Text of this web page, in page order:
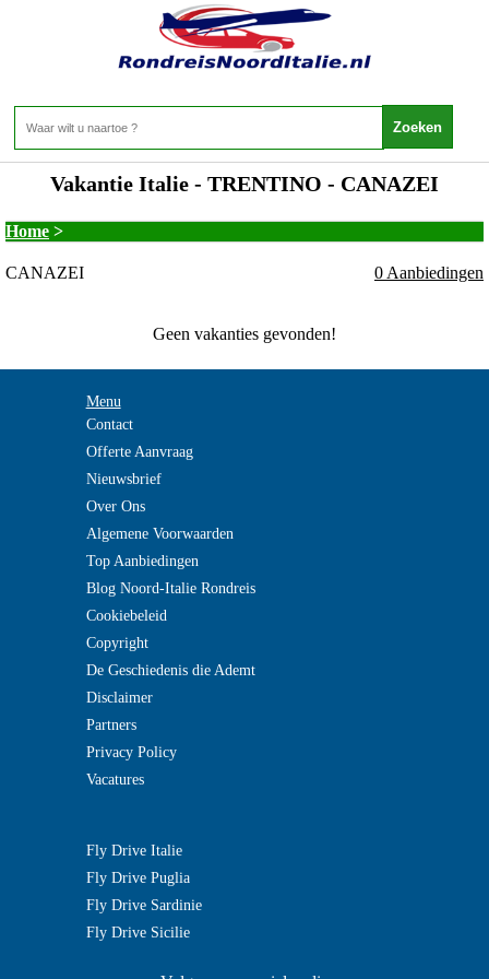
Vakantie Italie - TRENTINO - CANAZEI
Home >
CANAZEI 0 Aanbiedingen
Geen vakanties gevonden!
Menu
Contact
Offerte Aanvraag
Nieuwsbrief
Over Ons
Algemene Voorwaarden
Top Aanbiedingen
Blog Noord-Italie Rondreis
Cookiebeleid
Copyright
De Geschiedenis die Ademt
Disclaimer
Partners
Privacy Policy
Vacatures
Fly Drive Italie
Fly Drive Puglia
Fly Drive Sardinie
Fly Drive Sicilie